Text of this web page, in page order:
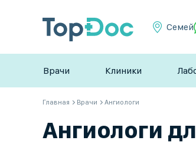
Семей
Врачи Клиники
Главная Врачи Ангиологи
Ангиологи